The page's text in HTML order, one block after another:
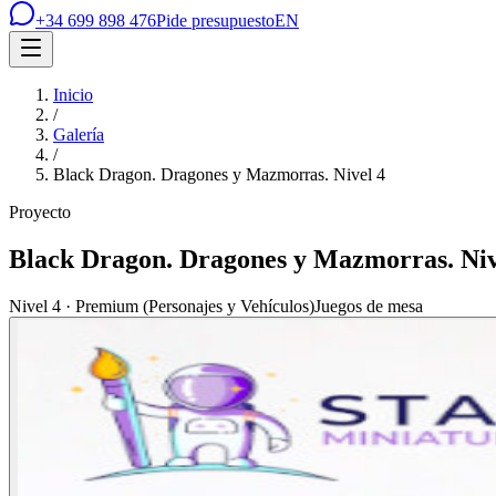
+34 699 898 476Pide presupuestoEN
Inicio
/
Galería
/
Black Dragon. Dragones y Mazmorras. Nivel 4
Proyecto
Black Dragon. Dragones y Mazmorras.
Nivel 4 · Premium (Personajes y Vehículos)Juegos de mesa